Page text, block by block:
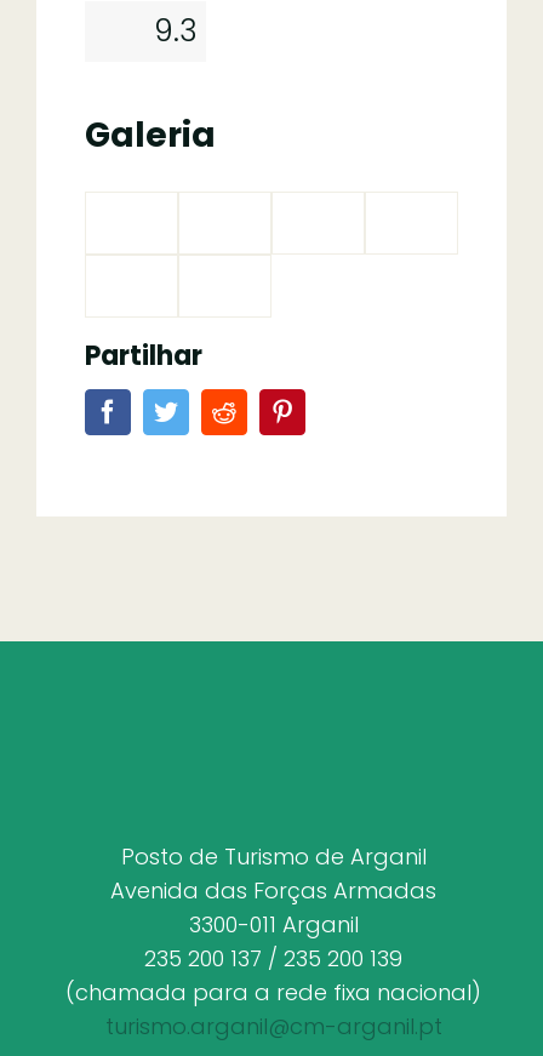
9.3
Galeria
Partilhar
Posto de Turismo de Arganil
Avenida das Forças Armadas
3300-011 Arganil
235 200 137 / 235 200 139
(chamada para a rede fixa nacional)
turismo.arganil@cm-arganil.pt